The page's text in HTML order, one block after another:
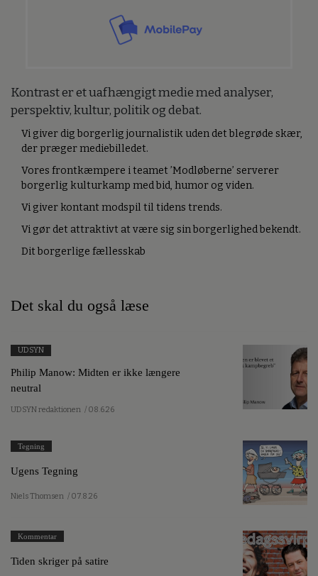
Kontrast er et uafhængigt medie med analyser,
perspektiv, kultur, politik og debat.
Vi giver dig borgerlig journalistik uden det blegrøde skær,
der præger mediebilledet.
Vores frontkæmpere i teamet ’Modløberne’ serverer
borgerlig kulturkamp med bid, humor og viden.
Vi giver kontant modspil til tidens trends.
Vi gør det attraktivt at være sig sin borgerlighed bekendt.
Dit borgerlige fællesskab
Det skal du også læse
UDSYN
Philip Manow: Midten er ikke længere
neutral
UDSYN redaktionen / 08.6.26
Tegning
Ugens Tegning
Niels Thomsen / 07.8.26
Kommentar
Tiden skriger på satire